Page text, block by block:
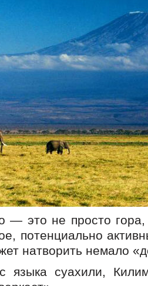
— это не просто
потенциально
натворить немало
языка суахили,